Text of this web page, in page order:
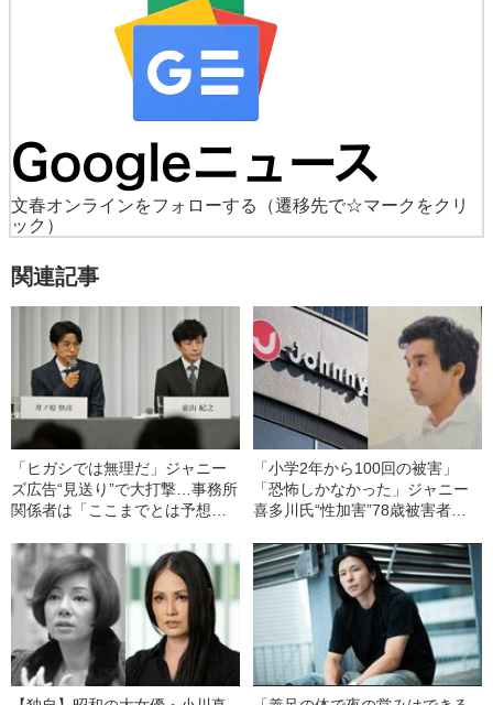
文春オンラインをフォローする
（遷移先で☆マークをクリ
ック）
関連記事
「ヒガシでは無理だ」ジャニー
ズ広告“見送り”で大打撃…事務所
関係者は「ここまでとは予想し
が…」
「小学2年から100回の被害」
「恐怖しかなかった」ジャニー
喜多川氏“性加害”78歳被害者の
理やり入ってこようとするか
ら……」《ジャニーズ事務所が
記者会見》